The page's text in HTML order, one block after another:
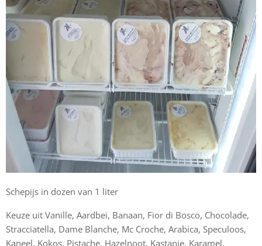
Schepijs in dozen van 1 liter
Keuze uit Vanille, Aardbei, Banaan, Fior di Bosco, Chocolade,
Stracciatella, Dame Blanche, Mc Croche, Arabica, Speculoos,
Kaneel, Kokos, Pistache, Hazelnoot, Kastanje, Karamel,